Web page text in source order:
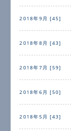
2018年9月 [45]
2018年8月 [43]
2018年7月 [59]
2018年6月 [50]
2018年5月 [43]